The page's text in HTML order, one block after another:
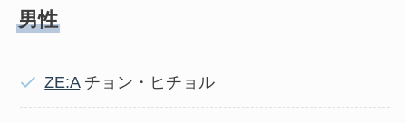
男性
ZE:Aチョン・ヒチョル